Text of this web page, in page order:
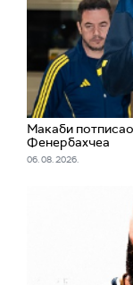
Макаби
Фенербахчеа
06. 08. 2026.